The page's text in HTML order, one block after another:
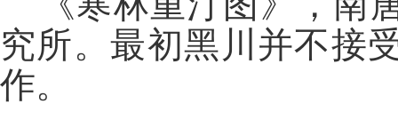
究所。最初黑川并不接
作。